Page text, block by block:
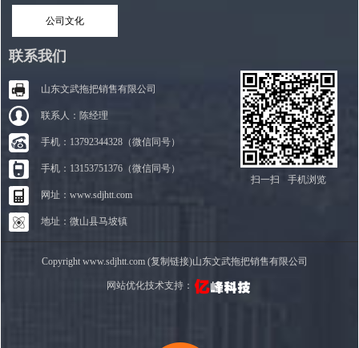
公司文化
联系我们
山东文武拖把销售有限公司
联系人：陈经理
手机：13792344328（微信同号）
手机：13153751376（微信同号）
网址：www.sdjhtt.com
地址：微山县马坡镇
扫一扫 手机浏览
Copyright www.sdjhtt.com (复制链接)山东文武拖把销售有限公司
网站优化技术支持：